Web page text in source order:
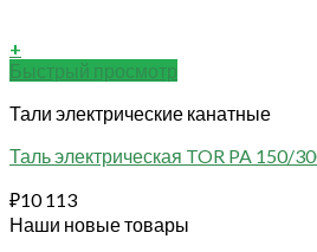
+
Быстрый просмотр
Тали электрические канатные
Таль электрическая TOR PA 150/
₽10 113
Наши новые товары